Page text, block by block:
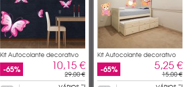
Kit Autocolante decorativo
-65% 10,15 €
29,00 €
Kit Autocolante decorativo
-65% 5,25 €
15,00 €